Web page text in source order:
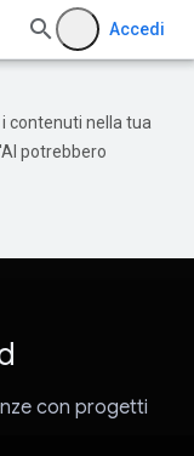
Accedi
contenuti nella tua
potrebbero
con progetti